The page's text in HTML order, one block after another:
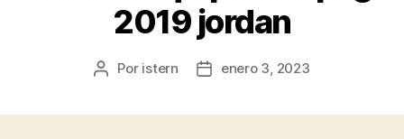
2019 jordan
Autor
Por istern
Fechaenero 3, 2023